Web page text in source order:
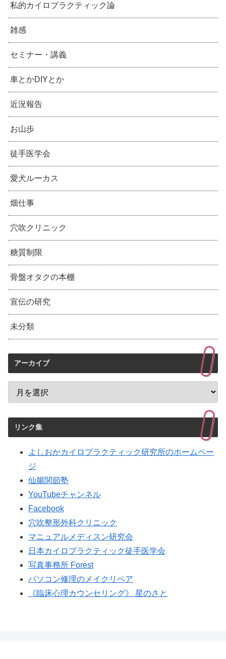
私的カイロプラクティック論
雑感
セミナー・講義
車とかDIYとか
近況報告
お山歩
徒手医学会
愛犬ルーカス
畑仕事
穴吹クリニック
糖質制限
骨盤オタクの本棚
宣伝の研究
未分類
アーカイブ
リンク集
よしおかカイロプラクティック研究所のホームペー
ジ
仙腸関節塾
YouTubeチャンネル
Facebook
穴吹整形外科クリニック
マニュアルメディスン研究会
日本カイロプラクティック徒手医学会
写真事務所 Forest
パソコン修理のメイクリペア
《臨床心理カウンセリング》 星のさと